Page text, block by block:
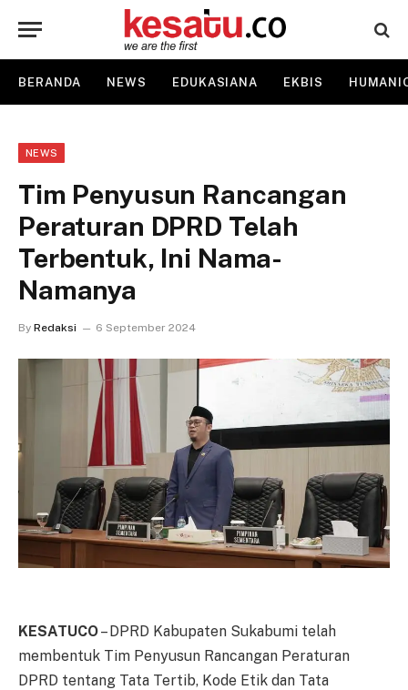
BERANDA NEWS EDUKASIANA EKBIS
NEWS
Tim Penyusun Rancangan
Peraturan DPRD Telah
Terbentuk, Ini Nama-
Namanya
By Redaksi 6 September 2024
KESATUCO– DPRD Kabupaten Sukabumi telah
membentuk Tim Penyusun Rancangan Peraturan
DPRD tentang Tata Tertib, Kode Etik dan Tata